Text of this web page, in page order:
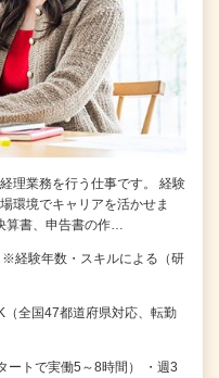
理業務を行う仕事です。 経験
環境でキャリアを活かせま
算書、申告書の作…
経験年数・スキルによる（研
全国47都道府県対応、転勤
ートで実働5～8時間） ・週3